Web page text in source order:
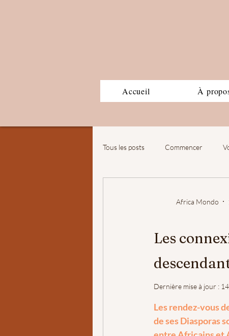
Accueil À
Tous les posts Commencer
Africa Mondo
Les
Dernière mise à jour :
Les rendez-vous
de ses Diasporas